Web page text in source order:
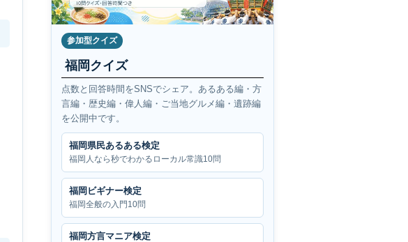
参加型クイズ
福岡クイズ
点数と回答時間をSNSでシェア。あるある編・方
言編・歴史編・偉人編・ご当地グルメ編・遺跡編
を公開中です。
福岡県民あるある検定
福岡人なら秒でわかるローカル常識10問
福岡ビギナー検定
福岡全般の入門10問
福岡方言マニア検定